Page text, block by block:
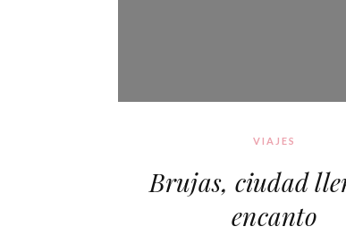
VIAJES
Brujas, ciudad
encanto